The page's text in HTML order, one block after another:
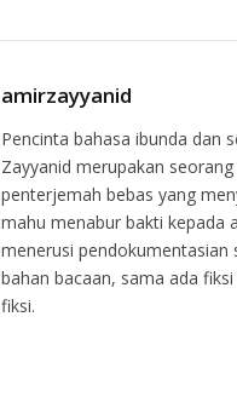
amirzayyanid
Pencinta bahasa ibunda dan
Zayyanid merupakan
penterjemah bebas yang
mahu menabur bakti kepada
menerusi pendokumentasian
bahan bacaan, sama ada
fiksi.